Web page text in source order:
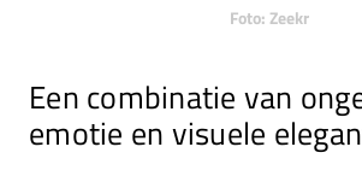
Foto: Zeekr
Een combinatie van
emotie en visuele